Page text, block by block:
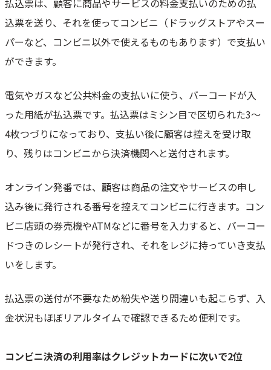
払込票は、顧客に商品やサービスの料金支払いのための払
込票を送り、それを使ってコンビニ（ドラッグストアやスー
パーなど、コンビニ以外で使えるものもあります）で支払い
ができます。
電気やガスなど公共料金の支払いに使う、バーコードが入
った用紙が払込票です。払込票はミシン目で区切られた3～
4枚つづりになっており、支払い後に顧客は控えを受け取
り、残りはコンビニから決済機関へと送付されます。
オンライン発番では、顧客は商品の注文やサービスの申し
込み後に発行される番号を控えてコンビニに行きます。コン
ビニ店頭の券売機やATMなどに番号を入力すると、バーコー
ドつきのレシートが発行され、それをレジに持っていき支払
いをします。
払込票の送付が不要なため紛失や送り間違いも起こらず、入
金状況もほぼリアルタイムで確認できるため便利です。
コンビニ決済の利用率はクレジットカードに次いで2位